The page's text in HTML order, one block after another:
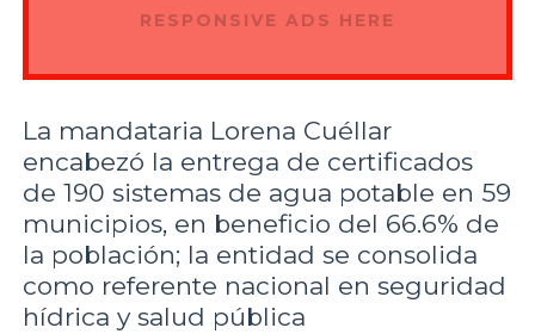
RESPONSIVE ADS HERE
La mandataria Lorena Cuéllar
encabezó la entrega de certificados
de 190 sistemas de agua potable en 59
municipios, en beneficio del 66.6% de
la población; la entidad se consolida
como referente nacional en seguridad
hídrica y salud pública